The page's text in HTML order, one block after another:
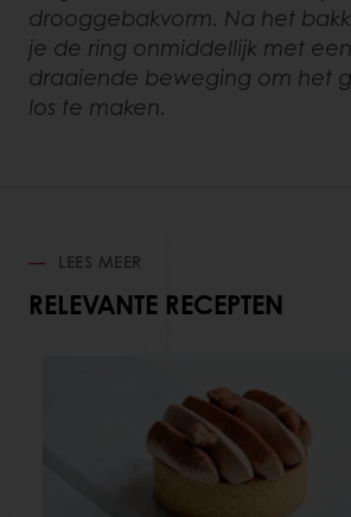
drooggebakvorm. Na het
je de ring onmiddellijk met
draaiende beweging om het
los te maken.
LEES MEER
RELEVANTE RECEPTEN